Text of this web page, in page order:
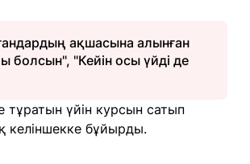
ақшасына алынған
болсын", "Кейін осы үйді де
үйін курсын сатып
келіншекке бұйырды.